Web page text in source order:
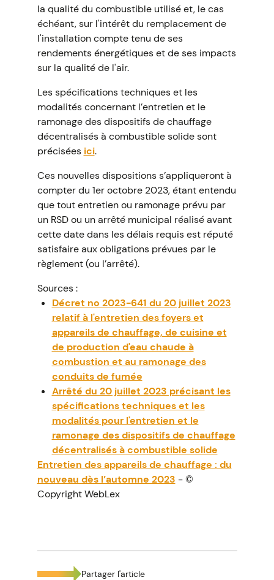
la qualité du combustible utilisé et, le cas
échéant, sur l'intérêt du remplacement de
l'installation compte tenu de ses
rendements énergétiques et de ses impacts
sur la qualité de l'air.
Les spécifications techniques et les
modalités concernant l’entretien et le
ramonage des dispositifs de chauffage
décentralisés à combustible solide sont
précisées ici.
Ces nouvelles dispositions s’appliqueront à
compter du 1er octobre 2023, étant entendu
que tout entretien ou ramonage prévu par
un RSD ou un arrêté municipal réalisé avant
cette date dans les délais requis est réputé
satisfaire aux obligations prévues par le
règlement (ou l’arrêté).
Sources :
Décret no 2023-641 du 20 juillet 2023
relatif à l'entretien des foyers et
appareils de chauffage, de cuisine et
de production d'eau chaude à
combustion et au ramonage des
conduits de fumée
Arrêté du 20 juillet 2023 précisant les
spécifications techniques et les
modalités pour l'entretien et le
ramonage des dispositifs de chauffage
décentralisés à combustible solide
Entretien des appareils de chauffage : du
nouveau dès l’automne 2023 - ©
Copyright WebLex
Partager l'article